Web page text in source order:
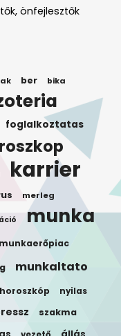
önfejlesztők
ber bika
foglalkoztatas
karrier
merleg
munka
munkaerőpiac
munkaltato
nyilas
szakma